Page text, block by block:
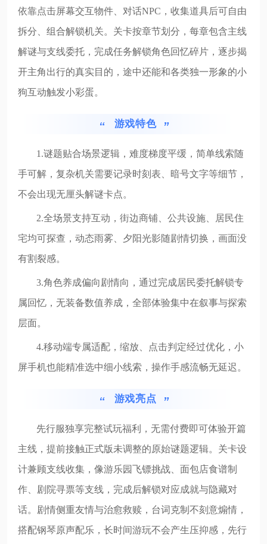
依靠点击屏幕交互物件、对话NPC，收集道具后可自由
拆分、组合解锁机关。关卡按章节划分，每章包含主线
解谜与支线委托，完成任务解锁角色回忆碎片，逐步揭
开主角出行的真实目的，途中还能和各类独一形象的小
狗互动触发小彩蛋。
游戏特色
1.谜题贴合场景逻辑，难度梯度平缓，简单线索随
手可解，复杂机关需要记录时刻表、暗号文字等细节，
不会出现无厘头解谜卡点。
2.全场景支持互动，街边商铺、公共设施、居民住
宅均可探查，动态雨雾、夕阳光影随剧情切换，画面没
有割裂感。
3.角色养成偏向剧情向，通过完成居民委托解锁专
属回忆，无装备数值养成，全部体验集中在叙事与探索
层面。
4.移动端专属适配，缩放、点击判定经过优化，小
屏手机也能精准选中细小线索，操作手感流畅无延迟。
游戏亮点
先行服独享完整试玩福利，无需付费即可体验开篇
主线，提前接触正式版未调整的原始谜题逻辑。关卡设
计兼顾支线收集，像游乐园飞镖挑战、面包店食谱制
作、剧院寻票等支线，完成后解锁对应成就与隐藏对
话。剧情侧重友情与治愈救赎，台词克制不刻意煽情，
搭配钢琴原声配乐，长时间游玩不会产生压抑感，先行